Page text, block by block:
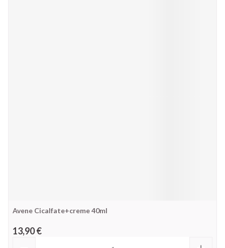
Avene Cicalfate+creme 40ml
13,90 €